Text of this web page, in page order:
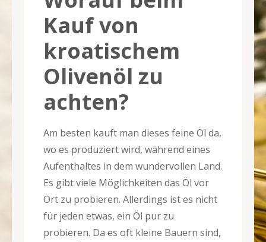
Kauf von
kroatischem
Olivenöl zu
achten?
Am besten kauft man dieses feine Öl da,
wo es produziert wird, während eines
Aufenthaltes in dem wundervollen Land.
Es gibt viele Möglichkeiten das Öl vor
Ort zu probieren. Allerdings ist es nicht
für jeden etwas, ein Öl pur zu
probieren. Da es oft kleine Bauern sind,